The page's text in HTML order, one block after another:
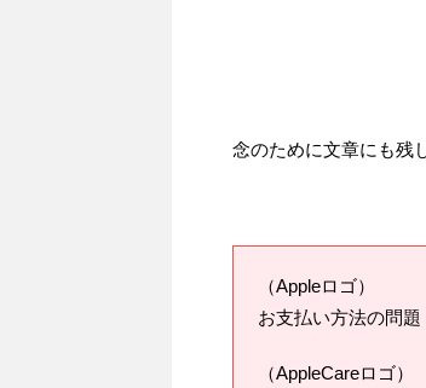
念のために文章にも残
（Appleロゴ）
お支払い方法の問題
（AppleCareロゴ）